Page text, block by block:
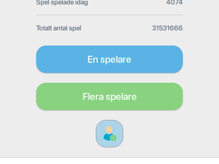
Spel spelade idag 4074
Totalt antal spel 31531666
En spelare
Flera spelare